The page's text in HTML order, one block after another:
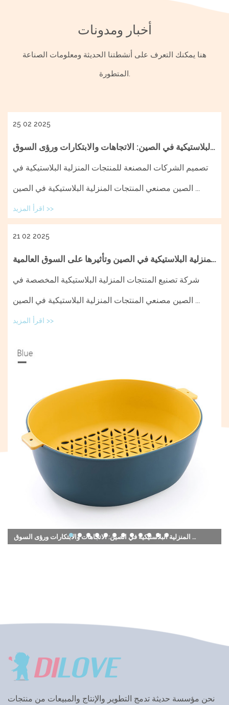
أخبار ومدونات
هنا يمكنك التعرف على أنشطتنا الحديثة ومعلومات الصناعة
المتطورة.
25 02 2025
مصنعي المنتجات المنزلية البلاستيكية في الصين: الاتجاهات والابتكارات ورؤى السوق
تصميم الشركات المصنعة للمنتجات المنزلية البلاستيكية في
الصين مصنعي المنتجات المنزلية البلاستيكية في الصين ...
اقرأ المزيد >>
21 02 2025
نظرة عامة على مصنعي المنتجات المنزلية البلاستيكية في الصين وتأثيرها على السوق العالمية
شركة تصنيع المنتجات المنزلية البلاستيكية المخصصة في
الصين مصنعي المنتجات المنزلية البلاستيكية في الصين ...
اقرأ المزيد >>
مصنعي المنتجات المنزلية البلاستيكية في الصين: الاتجاهات والابتكارات ورؤى السوق
نحن مؤسسة حديثة تدمج التطوير والإنتاج والمبيعات من منتجات